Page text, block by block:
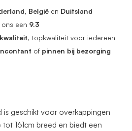
is geschikt voor overkappingen
161cm breed en biedt een
België en Duitsland
een 9.3
, topkwaliteit voor iedereen
of pinnen bij bezorging